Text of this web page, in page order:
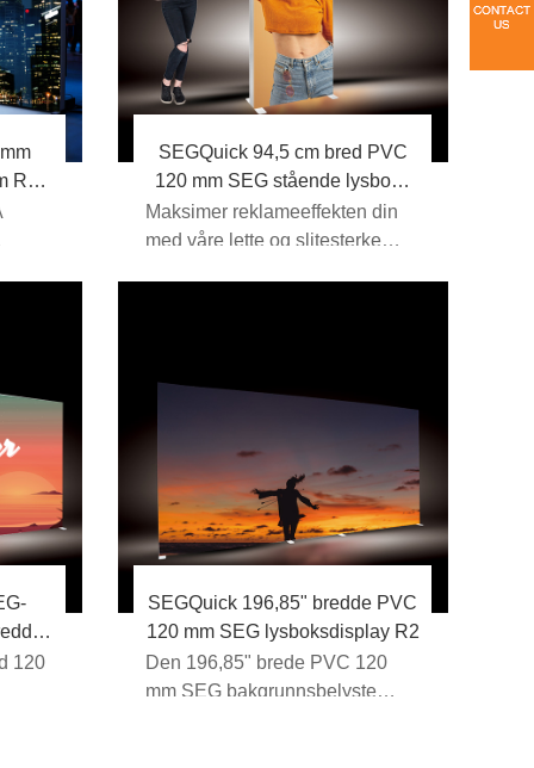
R2
SEGQuick 94,5 cm bred PVC
120 mm SEG stående lysboks
R2
Maksimer reklameeffekten din
med våre lette og slitesterke
120
SEGQuick 196,85" bredde PVC
120 mm SEG lysboksdisplay R2
Den 196,85" brede PVC 120
mm SEG bakgrunnsbelyste